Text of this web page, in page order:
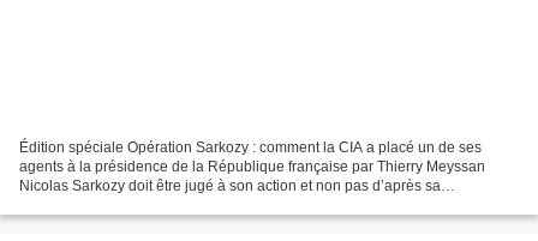
Édition spéciale Opération Sarkozy : comment la CIA a placé un de ses
agents à la présidence de la République française par Thierry Meyssan
Nicolas Sarkozy doit être jugé à son action et non pas d’après sa